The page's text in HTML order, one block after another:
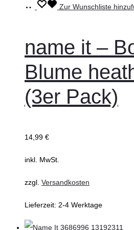
Ausführung
Dieses
mehrere
Varianten
auf.
Die
der
werden
Zur Wunschliste
name it –
Blume
(3er Pack)
14,99 €
inkl. MwSt.
zzgl. Versandkosten
Lieferzeit: 2-4 Werktage